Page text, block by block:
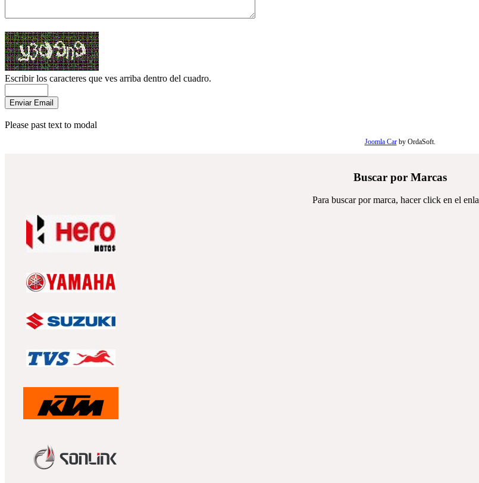
Escribir los caracteres que ves arriba dentro del cuadro.
Please past text to modal
Joomla Carby OrdaSoft.
Buscar por Marcas
Para buscar por marca, hacer click en el